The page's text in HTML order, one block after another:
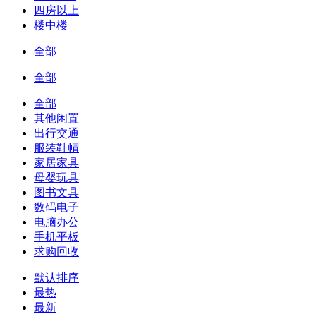
四房以上
楼中楼
全部
全部
全部
其他闲置
出行交通
服装鞋帽
家居家具
母婴玩具
图书文具
数码电子
电脑办公
手机平板
求购回收
默认排序
最热
最新